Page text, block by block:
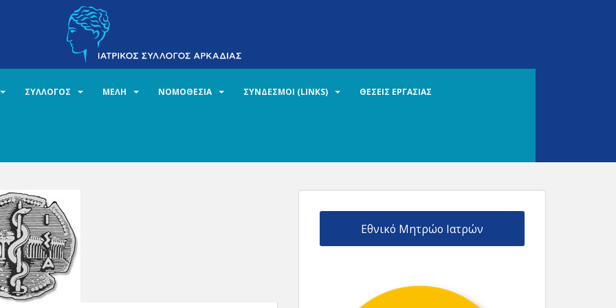
ΣΥΛΛΟΓΟΣ ΜΕΛΗ ΝΟΜΟΘΕΣΙΑ ΣΥΝΔΕΣΜΟΙ (LINKS) ΘΕΣΕΙΣ ΕΡΓΑΣΙΑΣ
Εθνικό Μητρώο Ιατρών